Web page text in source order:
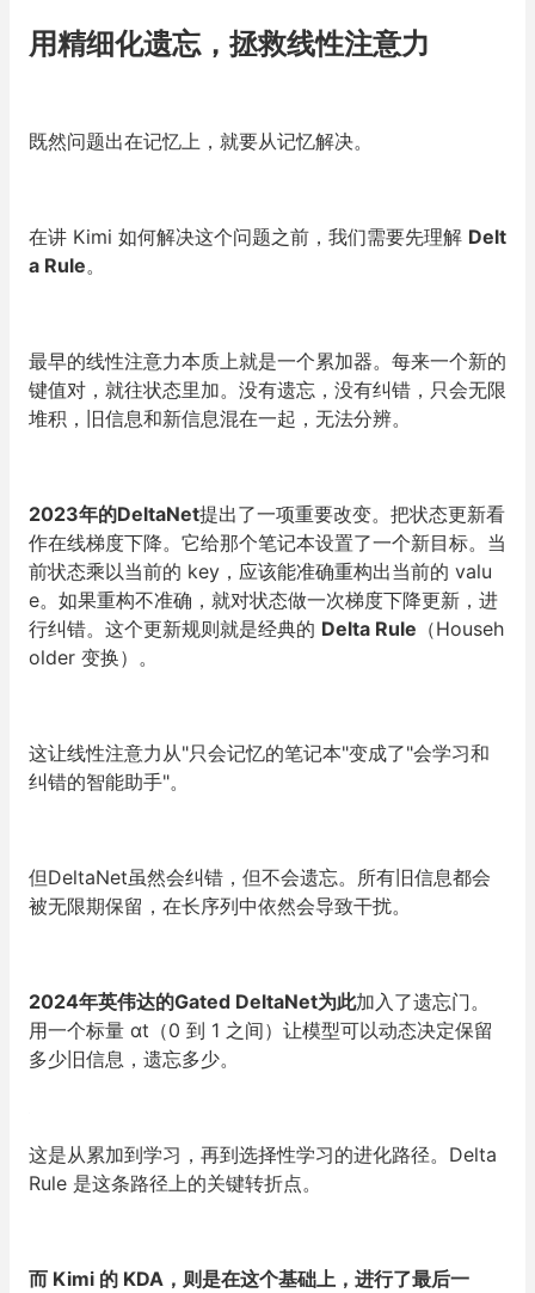
用精细化遗忘，拯救线性注意力
既然问题出在记忆上，就要从记忆解决。
在讲 Kimi 如何解决这个问题之前，我们需要先理解 Delt
a Rule。
最早的线性注意力本质上就是一个累加器。每来一个新的
键值对，就往状态里加。没有遗忘，没有纠错，只会无限
堆积，旧信息和新信息混在一起，无法分辨。
2023年的DeltaNet提出了一项重要改变。把状态更新看
作在线梯度下降。它给那个笔记本设置了一个新目标。当
前状态乘以当前的 key，应该能准确重构出当前的 valu
e。如果重构不准确，就对状态做一次梯度下降更新，进
行纠错。这个更新规则就是经典的 Delta Rule （Househ
older 变换）。
这让线性注意力从"只会记忆的笔记本"变成了"会学习和
纠错的智能助手"。
但DeltaNet虽然会纠错，但不会遗忘。所有旧信息都会
被无限期保留，在长序列中依然会导致干扰。
2024年英伟达的Gated DeltaNet为此加入了遗忘门。
用一个标量 αt（0 到 1 之间）让模型可以动态决定保留
多少旧信息，遗忘多少。
这是从累加到学习，再到选择性学习的进化路径。Delta
Rule 是这条路径上的关键转折点。
而 Kimi 的 KDA，则是在这个基础上，进行了最后一